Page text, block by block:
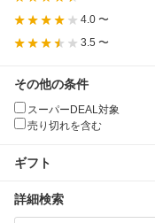
4.0 〜
3.5 〜
その他の条件
スーパーDEAL対象
売り切れを含む
ギフト
詳細検索